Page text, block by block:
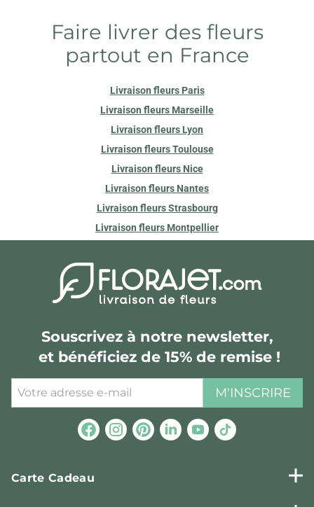
Faire livrer des fleurs
partout en France
Livraison fleurs Paris
Livraison fleurs Marseille
Livraison fleurs Lyon
Livraison fleurs Toulouse
Livraison fleurs Nice
Livraison fleurs Nantes
Livraison fleurs Strasbourg
Livraison fleurs Montpellier
Souscrivez à notre newsletter,
et bénéficiez de 15% de remise !
M'INSCRIRE
Carte Cadeau